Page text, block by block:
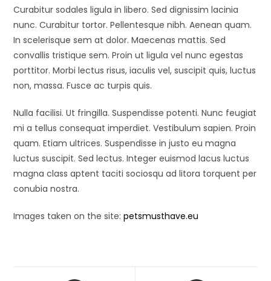
Curabitur sodales ligula in libero. Sed dignissim lacinia
nunc. Curabitur tortor. Pellentesque nibh. Aenean quam.
In scelerisque sem at dolor. Maecenas mattis. Sed
convallis tristique sem. Proin ut ligula vel nunc egestas
porttitor. Morbi lectus risus, iaculis vel, suscipit quis, luctus
non, massa. Fusce ac turpis quis.
Nulla facilisi. Ut fringilla. Suspendisse potenti. Nunc feugiat
mi a tellus consequat imperdiet. Vestibulum sapien. Proin
quam. Etiam ultrices. Suspendisse in justo eu magna
luctus suscipit. Sed lectus. Integer euismod lacus luctus
magna class aptent taciti sociosqu ad litora torquent per
conubia nostra.
Images taken on the site:petsmusthave.eu